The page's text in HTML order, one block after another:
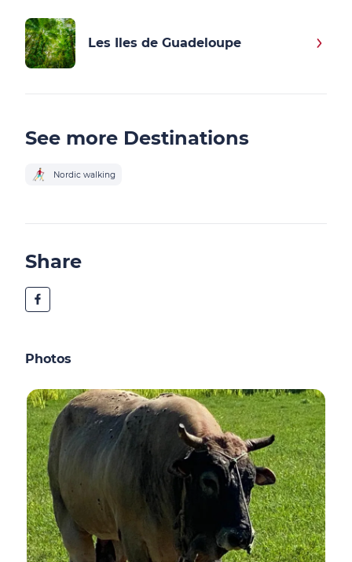
Les Iles de Guadeloupe
See more Destinations
Nordic walking
Share
Photos